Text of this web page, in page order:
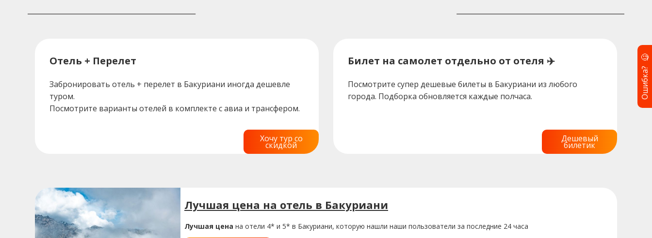
Отель + Перелет
Забронировать отель + перелет в Бакуриани иногда дешевле
туром.
Посмотрите варианты отелей в комплекте с авиа и трансфером.
Хочу тур со
скидкой
Билет на самолет отдельно от отеля ✈️
Посмотрите супер дешевые билеты в Бакуриани из любого
города. Подборка обновляется каждые полчаса.
Дешевый
билетик
Лучшая цена на отель в Бакуриани
Лучшая цена на отели 4* и 5* в Бакуриани, которую нашли наши пользователи за последние 24 часа
Ошибка?
🧐